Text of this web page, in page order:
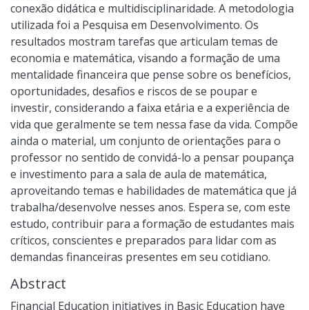
conexão didática e multidisciplinaridade. A metodologia
utilizada foi a Pesquisa em Desenvolvimento. Os
resultados mostram tarefas que articulam temas de
economia e matemática, visando a formação de uma
mentalidade financeira que pense sobre os benefícios,
oportunidades, desafios e riscos de se poupar e
investir, considerando a faixa etária e a experiência de
vida que geralmente se tem nessa fase da vida. Compõe
ainda o material, um conjunto de orientações para o
professor no sentido de convidá-lo a pensar poupança
e investimento para a sala de aula de matemática,
aproveitando temas e habilidades de matemática que já
trabalha/desenvolve nesses anos. Espera se, com este
estudo, contribuir para a formação de estudantes mais
críticos, conscientes e preparados para lidar com as
demandas financeiras presentes em seu cotidiano.
Abstract
Financial Education initiatives in Basic Education have